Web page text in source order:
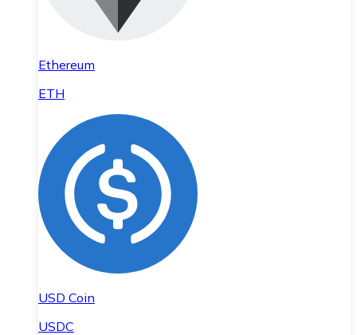
Ethereum
ETH
USD Coin
USDC